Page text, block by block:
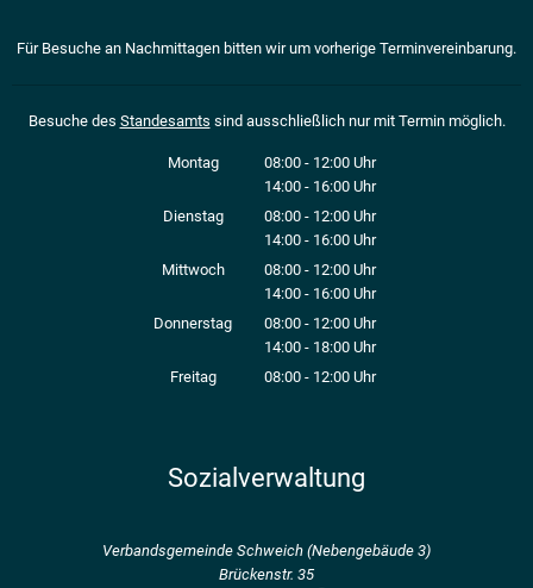
Für Besuche an Nachmittagen bitten wir um vorherige Terminvereinbarung.
Besuche des Standesamts sind ausschließlich nur mit Termin möglich.
Montag 08:00 - 12:00 Uhr
Von 08:00 bis 12:00 Uhr
14:00 - 16:00 Uhr
Von 14:00 bis 16:00 Uhr
Dienstag 08:00 - 12:00 Uhr
Von 08:00 bis 12:00 Uhr
14:00 - 16:00 Uhr
Von 14:00 bis 16:00 Uhr
Mittwoch 08:00 - 12:00 Uhr
Von 08:00 bis 12:00 Uhr
14:00 - 16:00 Uhr
Von 14:00 bis 16:00 Uhr
Donnerstag 08:00 - 12:00 Uhr
Von 08:00 bis 12:00 Uhr
14:00 - 18:00 Uhr
Von 14:00 bis 18:00 Uhr
Freitag 08:00 - 12:00 Uhr
Sozialverwaltung
Verbandsgemeinde Schweich (Nebengebäude 3)
Brückenstr. 35